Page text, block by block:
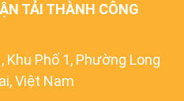
TẢI THÀNH CÔNG
Khu Phố 1, Phường Long
Việt Nam